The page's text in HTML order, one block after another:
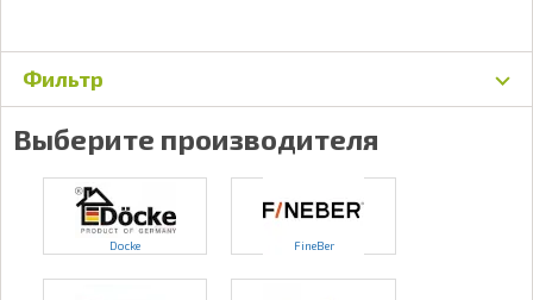
Фильтр
Выберите производителя
Docke FineBer